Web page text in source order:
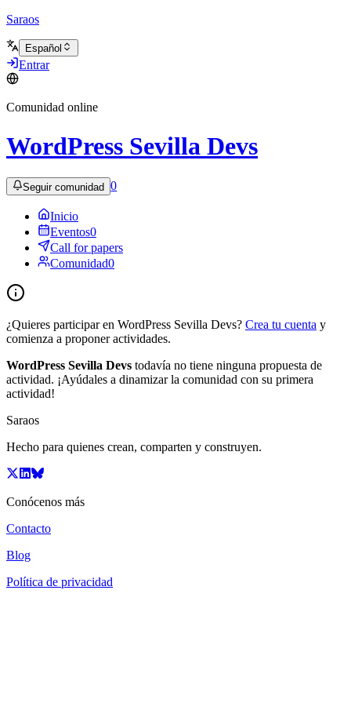
Saraos
Español
Entrar
Comunidad online
WordPress Sevilla Devs
Seguir comunidad 0
Inicio
Eventos0
Call for papers
Comunidad0
¿Quieres participar en WordPress Sevilla Devs? Crea tu cuenta y
comienza a proponer actividades.
WordPress Sevilla Devs todavía no tiene ninguna propuesta de
actividad. ¡Ayúdales a dinamizar la comunidad con su primera
actividad!
Saraos
Hecho para quienes crean, comparten y construyen.
Conócenos más
Contacto
Blog
Política de privacidad